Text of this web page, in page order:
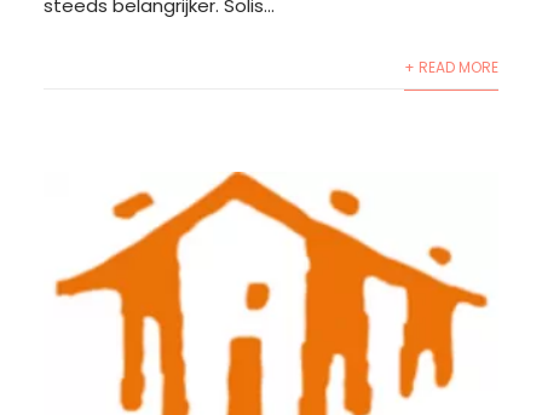
steeds belangrijker. Solis...
+ READ MORE